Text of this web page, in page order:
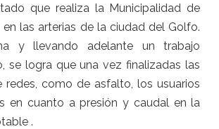
que realiza la Municipalidad de
en las arterias de la ciudad del Golfo.
y llevando adelante un trabajo
se logra que una vez finalizadas las
como de asfalto, los usuarios
en cuanto a presión y caudal en la
.